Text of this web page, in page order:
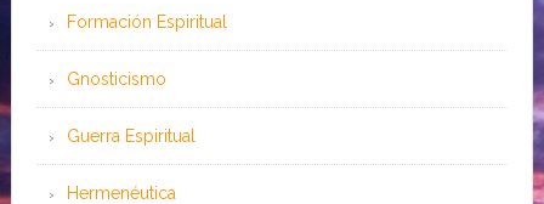
Formación Espiritual
Gnosticismo
Guerra Espiritual
Hermenéutica